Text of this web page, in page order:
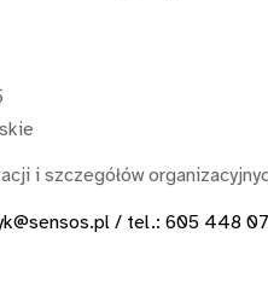
i szczegółów
/ tel.: 605 448